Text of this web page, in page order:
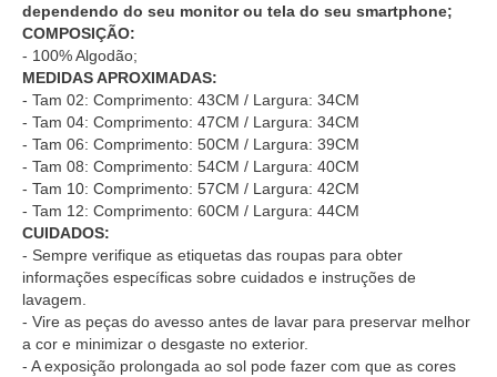
dependendo do seu monitor ou tela do seu smartphone;
COMPOSIÇÃO:
- 100% Algodão;
MEDIDAS APROXIMADAS:
- Tam 02: Comprimento: 43CM / Largura: 34CM
- Tam 04: Comprimento: 47CM / Largura: 34CM
- Tam 06: Comprimento: 50CM / Largura: 39CM
- Tam 08: Comprimento: 54CM / Largura: 40CM
- Tam 10: Comprimento: 57CM / Largura: 42CM
- Tam 12: Comprimento: 60CM / Largura: 44CM
CUIDADOS:
- Sempre verifique as etiquetas das roupas para obter
informações específicas sobre cuidados e instruções de
lavagem.
- Vire as peças do avesso antes de lavar para preservar melhor
a cor e minimizar o desgaste no exterior.
- A exposição prolongada ao sol pode fazer com que as cores